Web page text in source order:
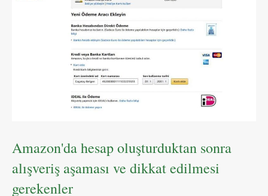
Amazon'da hesap oluşturduktan sonra
alışveriş aşaması ve dikkat edilmesi
gerekenler